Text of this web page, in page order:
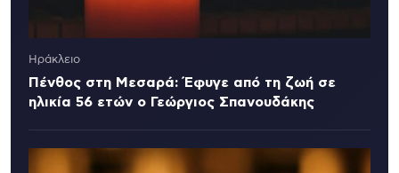
Ηράκλειο
Πένθος στη Μεσαρά: Έφυγε από τη ζωή σε
ηλικία 56 ετών ο Γεώργιος Σπανουδάκης